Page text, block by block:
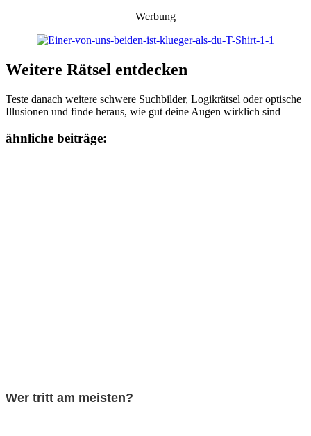
Werbung
Weitere Rätsel entdecken
Teste danach weitere schwere Suchbilder, Logikrätsel oder optische
Illusionen und finde heraus, wie gut deine Augen wirklich sind
ähnliche beiträge:
Wer tritt am meisten?